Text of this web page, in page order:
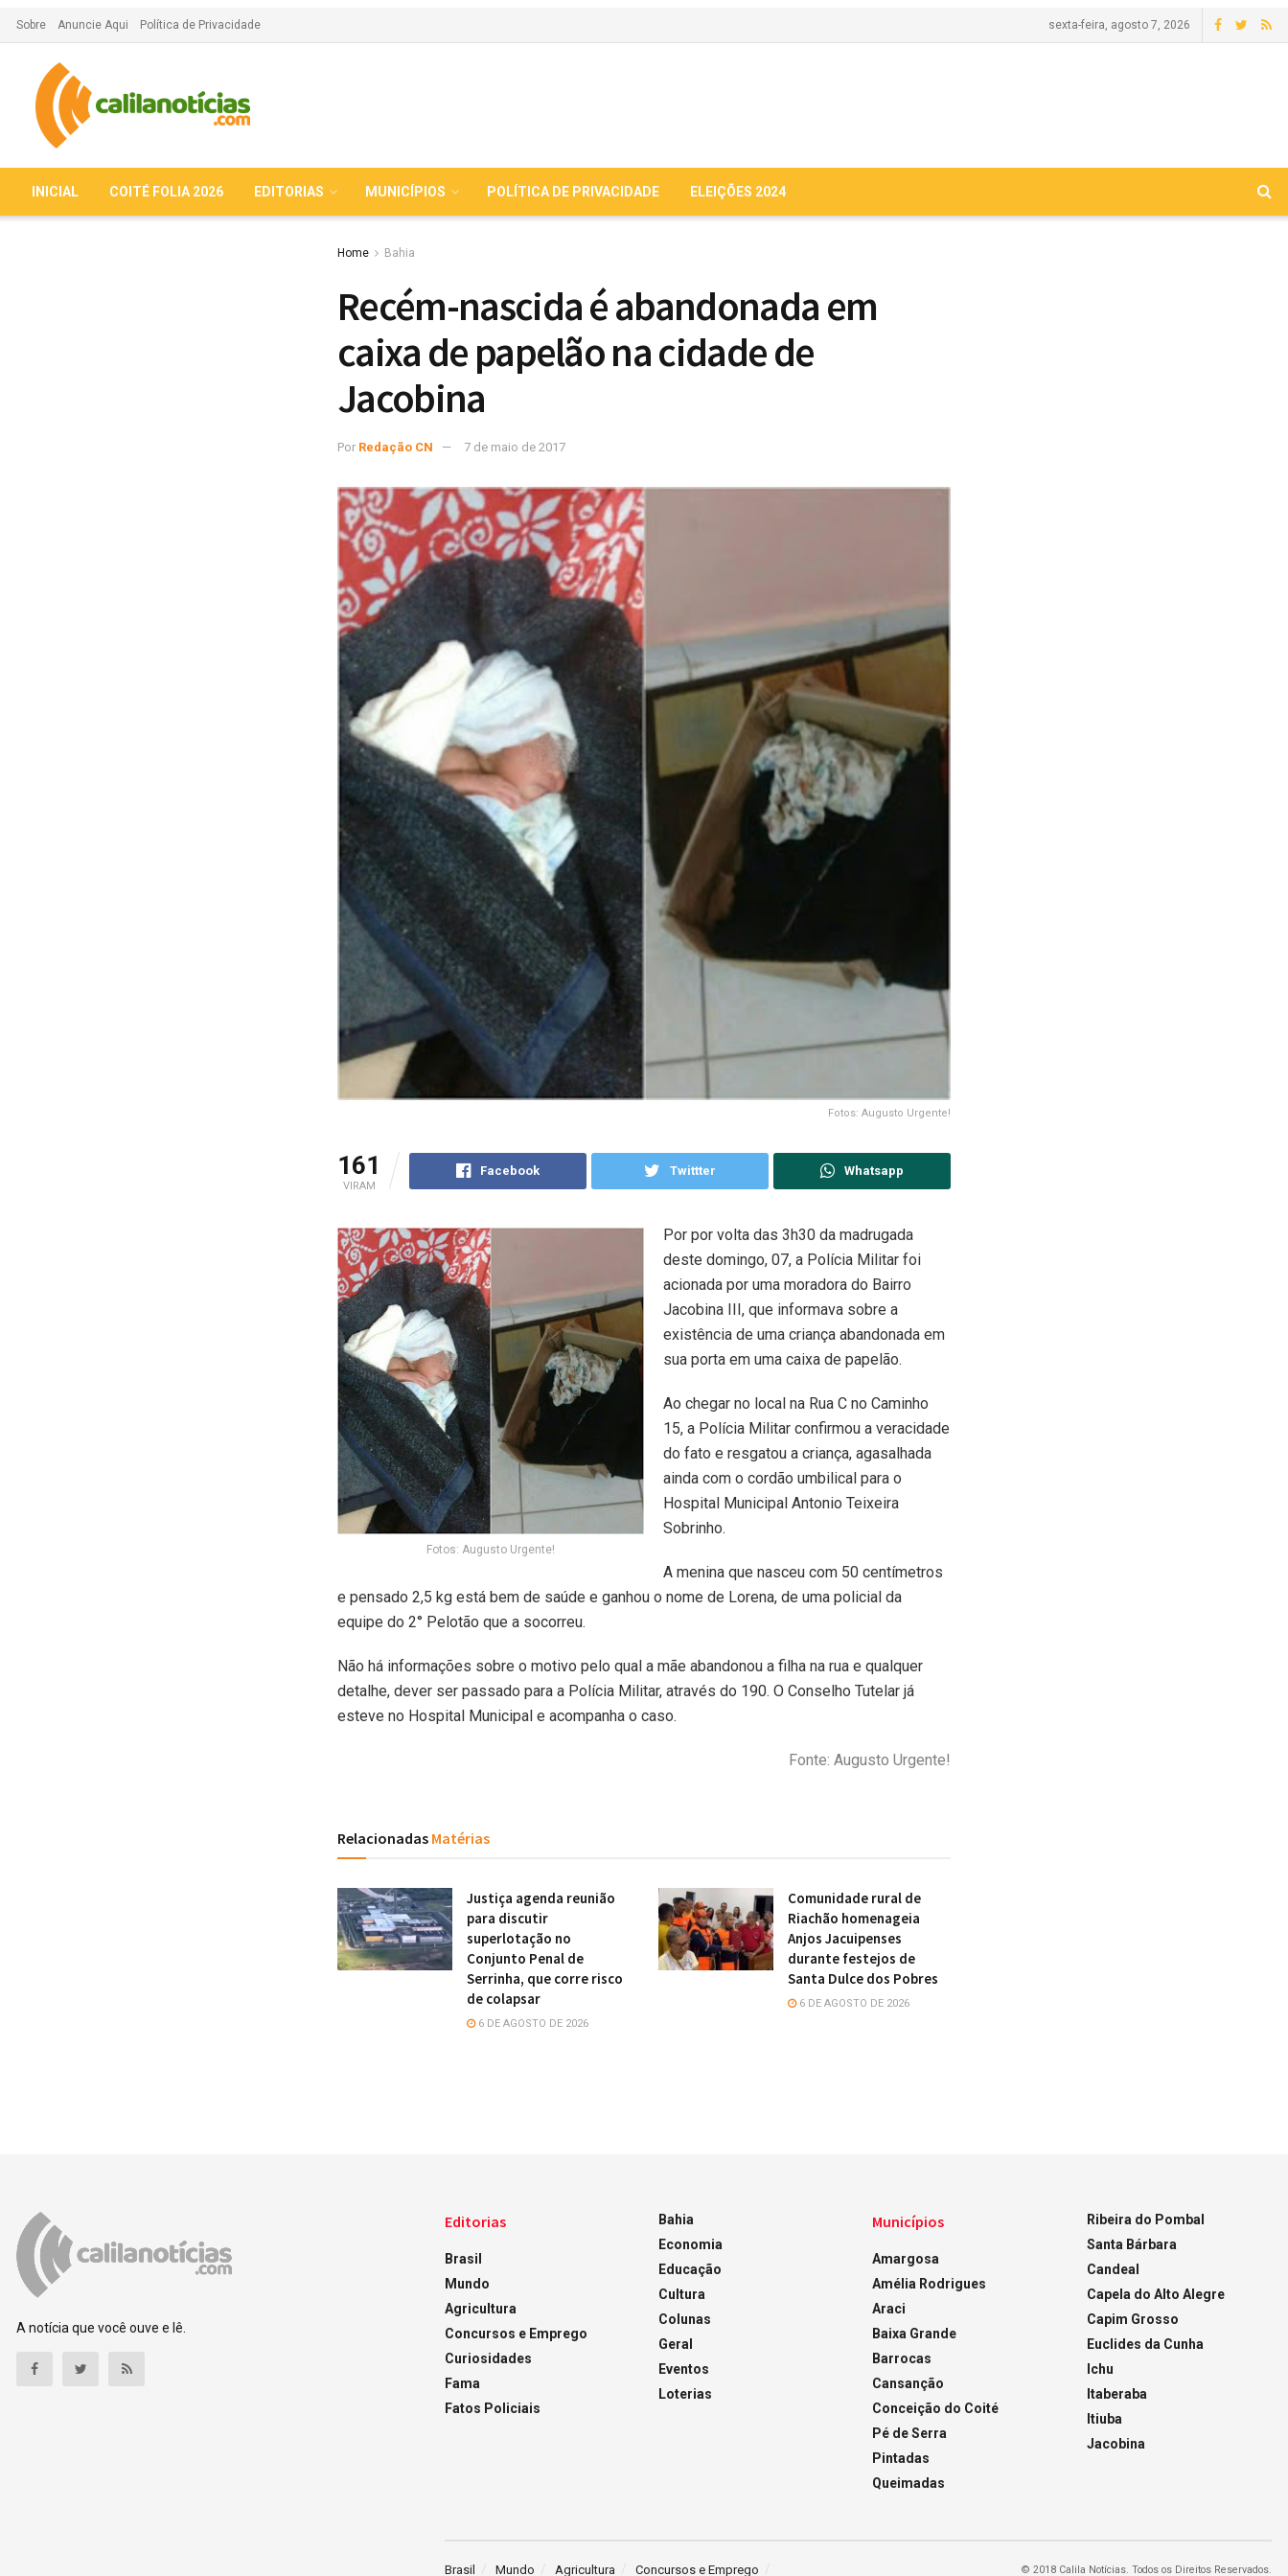
Sobre Anuncie Aqui Política de Privacidade sexta-feira, agosto 7, 2026
INICIAL COITÉ FOLIA 2026 EDITORIAS MUNICÍPIOS POLÍTICA DE PRIVACIDADE ELEIÇÕES 2024
Home Bahia
Recém-nascida é abandonada em
caixa de papelão na cidade de
Jacobina
Por Redação CN 7 de maio de 2017
Fotos: Augusto Urgente!
161
VIRAM
Facebook Twittter Whatsapp
Fotos: Augusto Urgente!
Por por volta das 3h30 da madrugada
deste domingo, 07, a Polícia Militar foi
acionada por uma moradora do Bairro
Jacobina III, que informava sobre a
existência de uma criança abandonada em
sua porta em uma caixa de papelão.
Ao chegar no local na Rua C no Caminho
15, a Polícia Militar confirmou a veracidade
do fato e resgatou a criança, agasalhada
ainda com o cordão umbilical para o
Hospital Municipal Antonio Teixeira
Sobrinho.
A menina que nasceu com 50 centímetros
e pensado 2,5 kg está bem de saúde e ganhou o nome de Lorena, de uma policial da
equipe do 2° Pelotão que a socorreu.
Não há informações sobre o motivo pelo qual a mãe abandonou a filha na rua e qualquer
detalhe, dever ser passado para a Polícia Militar, através do 190. O Conselho Tutelar já
esteve no Hospital Municipal e acompanha o caso.
Fonte: Augusto Urgente!
Relacionadas Matérias
Justiça agenda reunião
para discutir
superlotação no
Conjunto Penal de
Serrinha, que corre risco
de colapsar
6 DE AGOSTO DE 2026
Comunidade rural de
Riachão homenageia
Anjos Jacuipenses
durante festejos de
Santa Dulce dos Pobres
6 DE AGOSTO DE 2026
A notícia que você ouve e lê.
Editorias
Brasil
Mundo
Agricultura
Concursos e Emprego
Curiosidades
Fama
Fatos Policiais
Bahia
Economia
Educação
Cultura
Colunas
Geral
Eventos
Loterias
Municípios
Amargosa
Amélia Rodrigues
Araci
Baixa Grande
Barrocas
Cansanção
Conceição do Coité
Pé de Serra
Pintadas
Queimadas
Ribeira do Pombal
Santa Bárbara
Candeal
Capela do Alto Alegre
Capim Grosso
Euclides da Cunha
Ichu
Itaberaba
Itiuba
Jacobina
Brasil Mundo Agricultura Concursos e Emprego © 2018 Calila Notícias. Todos os Direitos Reservados.